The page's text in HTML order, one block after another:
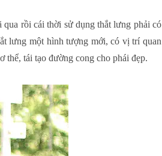
rồi cái thời sử dụng thắt lưng phải có
lưng một hình tượng mới, có vị trí quan
thể, tái tạo đường cong cho phái đẹp.